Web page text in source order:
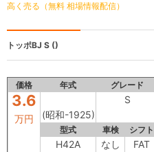
高く売る（無料 相場情報配信）
トッポBJ S ()
価格 年式 グレード
3.6
万円 (昭和-1925)
S
型式 車検 シフト
H42A なし FAT